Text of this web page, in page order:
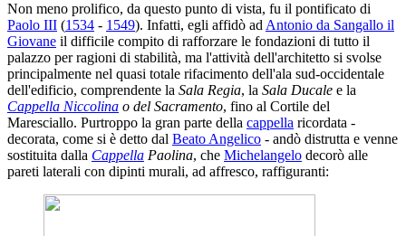
Non meno prolifico, da questo punto di vista, fu il pontificato di
Paolo III (1534 - 1549). Infatti, egli affidò ad Antonio da Sangallo il
Giovane il difficile compito di rafforzare le fondazioni di tutto il
palazzo per ragioni di stabilità, ma l'attività dell'architetto si svolse
principalmente nel quasi totale rifacimento dell'ala sud-occidentale
dell'edificio, comprendente la Sala Regia, la Sala Ducale e la
Cappella Niccolina o del Sacramento, fino al Cortile del
Maresciallo. Purtroppo la gran parte della cappella ricordata -
decorata, come si è detto dal Beato Angelico - andò distrutta e venne
sostituita dalla Cappella Paolina, che Michelangelo decorò alle
pareti laterali con dipinti murali, ad affresco, raffiguranti: